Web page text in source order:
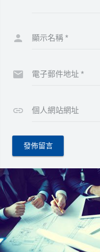
顯示名稱 *
電子郵件地址 *
個人網站網址